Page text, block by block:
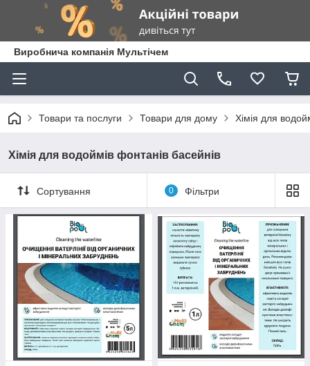
Виробнича компанія Мультічем
Товари та послуги Товари для дому Хімія для
Хімія для водоймів фонтанів басейнів
Сортування 0 Фільтри